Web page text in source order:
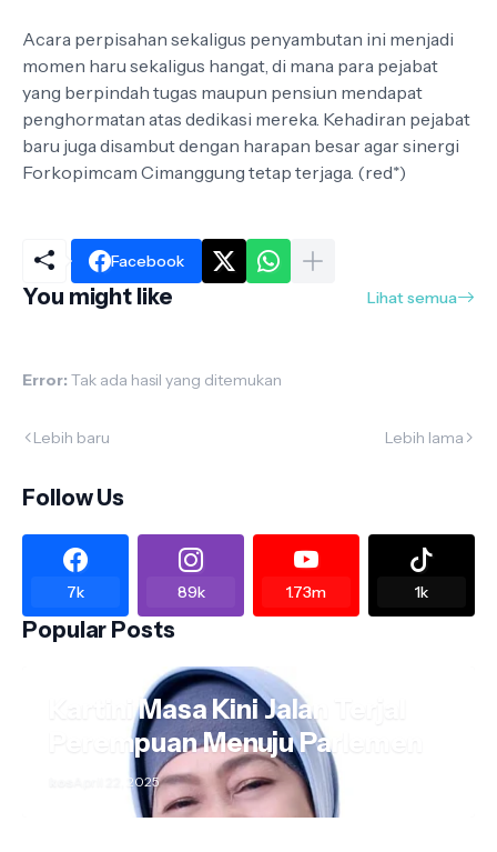
Acara perpisahan sekaligus penyambutan ini menjadi
momen haru sekaligus hangat, di mana para pejabat
yang berpindah tugas maupun pensiun mendapat
penghormatan atas dedikasi mereka. Kehadiran pejabat
baru juga disambut dengan harapan besar agar sinergi
Forkopimcam Cimanggung tetap terjaga. (red*)
Facebook
You might like Lihat semua
Error: Tak ada hasil yang ditemukan
Lebih baru Lebih lama
Follow Us
7k 89k 1.73m 1k
Popular Posts
Kartini Masa Kini Jalan Terjal
Perempuan Menuju Parlemen
April 22, 2025